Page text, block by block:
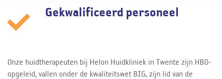
Gekwalificeerd personeel
Onze huidtherapeuten bij Helon Huidkliniek in Twente zijn HBO-
opgeleid, vallen onder de kwaliteitswet BIG, zijn lid van de